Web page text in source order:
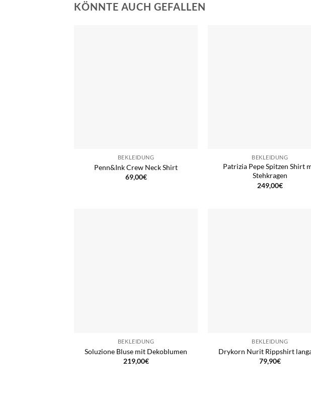
KÖNNTE AUCH GEFALLEN
BEKLEIDUNG
Penn&Ink Crew Neck Shirt
69,00€
BEKLEIDUNG
Patrizia Pepe Spitzen Shirt
Stehkragen
249,00€
BEKLEIDUNG
Soluzione Bluse mit Dekoblumen
219,00€
BEKLEIDUNG
Drykorn Nurit Rippshirt
79,90€